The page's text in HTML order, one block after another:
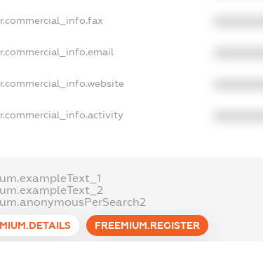
FREEMIUM.REGISTER